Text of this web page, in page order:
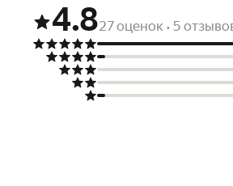
4.827 оценок • 5